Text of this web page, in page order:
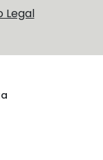
Legal